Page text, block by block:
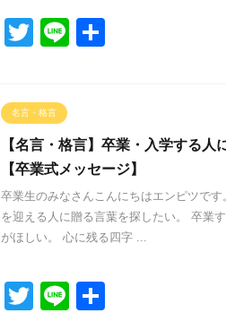
T
er
Li
名言・格言
【名言・格言】卒業・入学する
【卒業式メッセージ】
卒業生のみなさんこんにちはエンピツで
を迎える人に贈る言葉を探したい。 卒業
がほしい。 心に残る四字 ...
T
Li